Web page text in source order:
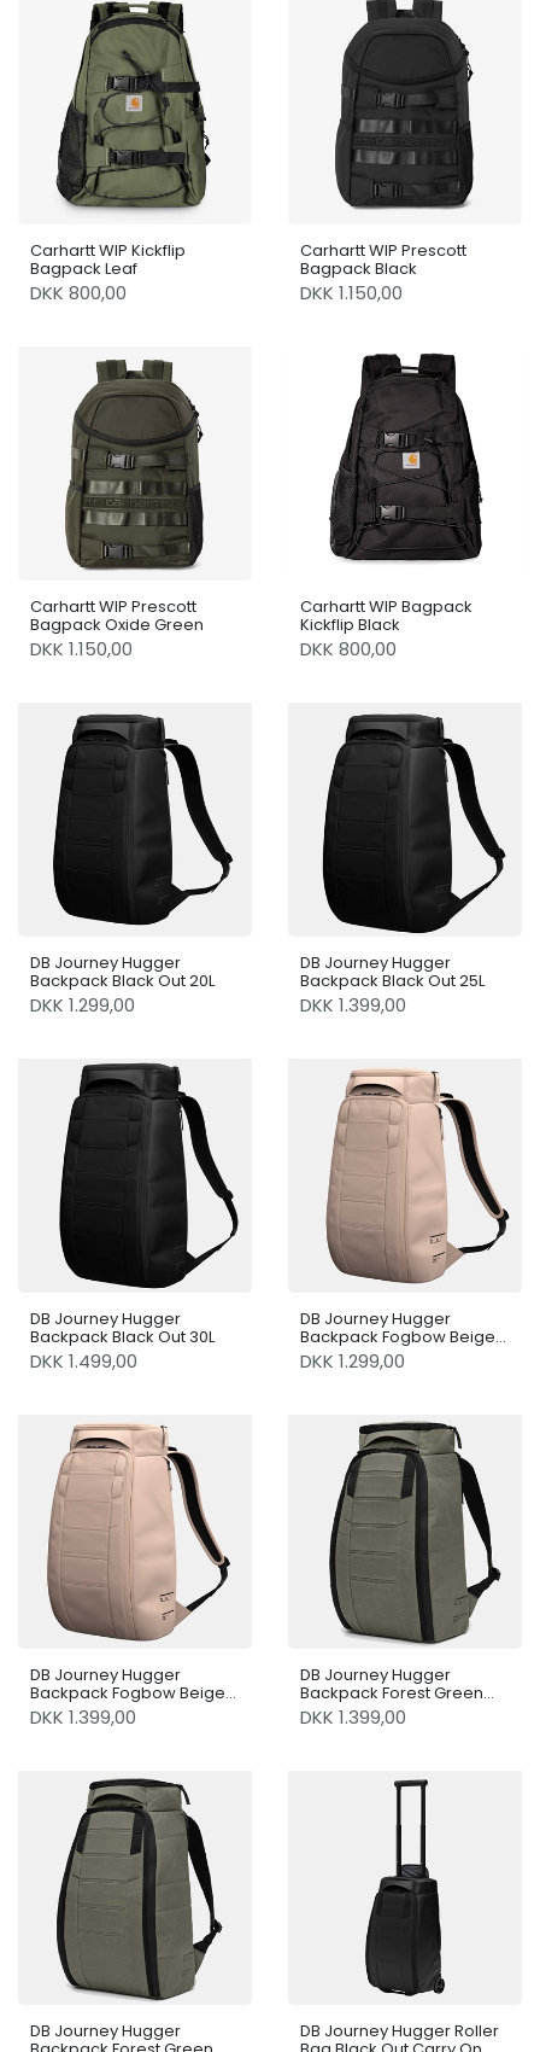
Carhartt WIP Kickflip
Bagpack Leaf
DKK 800,00
Carhartt WIP Prescott
Bagpack Black
DKK 1.150,00
Carhartt WIP Prescott
Bagpack Oxide Green
DKK 1.150,00
Carhartt WIP Bagpack
Kickflip Black
DKK 800,00
DB Journey Hugger
Backpack Black Out 20L
DKK 1.299,00
DB Journey Hugger
Backpack Black Out 25L
DKK 1.399,00
DB Journey Hugger
Backpack Black Out 30L
DKK 1.499,00
DB Journey Hugger
Backpack Fogbow Beige
20L
DKK 1.299,00
DB Journey Hugger
Backpack Fogbow Beige
25L
DKK 1.399,00
DB Journey Hugger
Backpack Forest Green
25L
DKK 1.399,00
DB Journey Hugger DB Journey Hugger Roller